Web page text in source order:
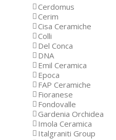
Cerdomus
Cerim
Cisa Ceramiche
Colli
Del Conca
DNA
Emil Ceramica
Epoca
FAP Ceramiche
Fioranese
Fondovalle
Gardenia Orchidea
Imola Ceramica
Italgraniti Group